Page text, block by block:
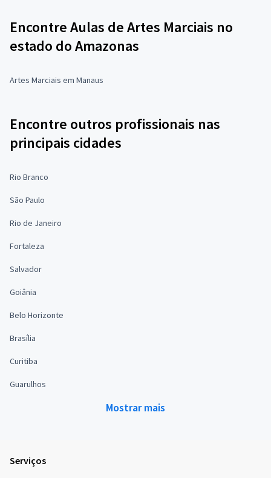
Encontre Aulas de Artes Marciais no
estado do Amazonas
Artes Marciais em Manaus
Encontre outros profissionais nas
principais cidades
Rio Branco
São Paulo
Rio de Janeiro
Fortaleza
Salvador
Goiânia
Belo Horizonte
Brasília
Curitiba
Guarulhos
Mostrar mais
Serviços